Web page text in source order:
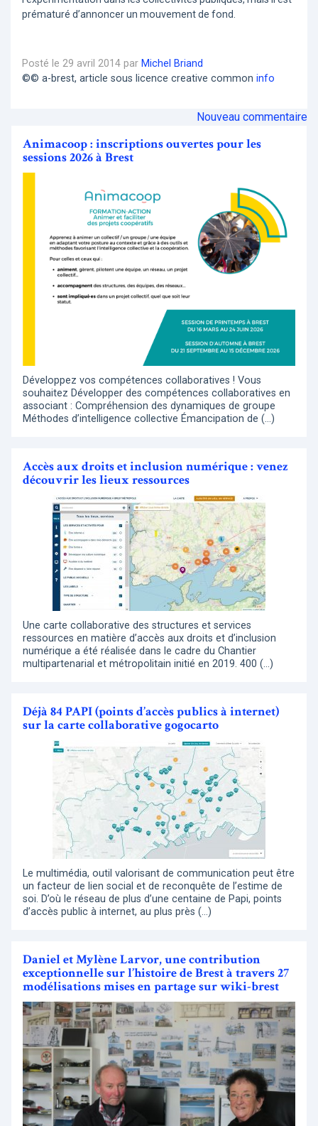
prématuré d’annoncer un mouvement de fond.
Posté le 29 avril 2014 par Michel Briand
©© a-brest, article sous licence creative common info
Nouveau commentaire
Animacoop : inscriptions ouvertes pour les
sessions 2026 à Brest
Développez vos compétences collaboratives ! Vous
souhaitez Développer des compétences collaboratives en
associant : Compréhension des dynamiques de groupe
Méthodes d’intelligence collective Émancipation de (…)
Accès aux droits et inclusion numérique : venez
découvrir les lieux ressources
Une carte collaborative des structures et services
ressources en matière d’accès aux droits et d’inclusion
numérique a été réalisée dans le cadre du Chantier
multipartenarial et métropolitain initié en 2019. 400 (…)
Déjà 84 PAPI (points d’accès publics à internet)
sur la carte collaborative gogocarto
Le multimédia, outil valorisant de communication peut être
un facteur de lien social et de reconquête de l’estime de
soi. D’où le réseau de plus d’une centaine de Papi, points
d’accès public à internet, au plus près (…)
Daniel et Mylène Larvor, une contribution
exceptionnelle sur l’histoire de Brest à travers 27
modélisations mises en partage sur wiki-brest